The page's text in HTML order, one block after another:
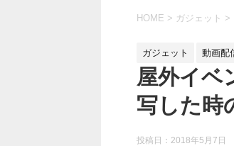
HOME > ガジェット >
ガジェット 動画配
屋外イベ
写した時
投稿日： 2018年5月7日